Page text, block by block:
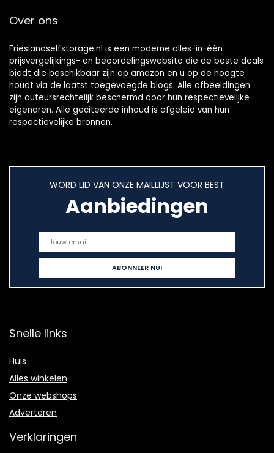
Over ons
Frieslandselfstorage.nl is een moderne alles-in-één
prijsvergelijkings- en beoordelingswebsite die de beste deals
biedt die beschikbaar zijn op amazon en u op de hoogte
houdt via de laatst toegevoegde blogs. Alle afbeeldingen
zijn auteursrechtelijk beschermd door hun respectievelijke
eigenaren. Alle geciteerde inhoud is afgeleid van hun
respectievelijke bronnen.
WORD LID VAN ONZE MAILLIJST VOOR BEST
Aanbiedingen
Snelle links
Huis
Alles winkelen
Onze webshops
Adverteren
Verklaringen